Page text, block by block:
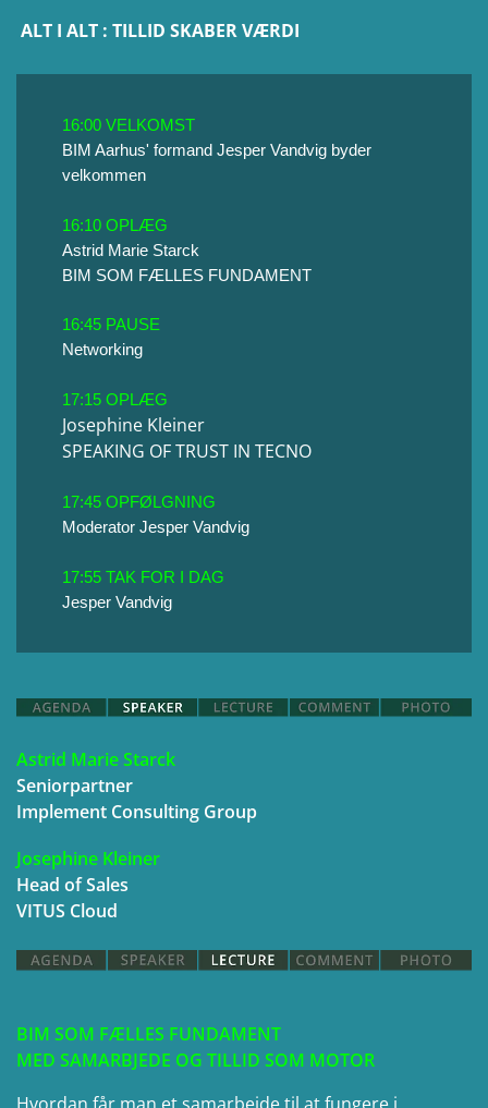
ALT I ALT : TILLID SKABER VÆRDI
16:00 VELKOMST
BIM Aarhus' formand Jesper Vandvig byder
velkommen
16:10 OPLÆG
Astrid Marie Starck
BIM SOM FÆLLES FUNDAMENT
16:45 PAUSE
Networking
17:15 OPLÆG
Josephine Kleiner
SPEAKING OF TRUST IN TECNO
17:45 OPFØLGNING
Moderator Jesper Vandvig
17:55 TAK FOR I DAG
Jesper Vandvig
Astrid Marie Starck
Seniorpartner
Implement Consulting Group
Josephine Kleiner
Head of Sales
VITUS Cloud
BIM SOM FÆLLES FUNDAMENT
MED SAMARBJEDE OG TILLID SOM MOTOR